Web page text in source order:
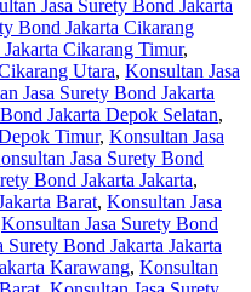
Jasa Surety Bond Jakarta
Bond Jakarta Cikarang
Cikarang Timur,
Utara, Konsultan Jasa
Jasa Surety Bond Jakarta
Jakarta Depok Selatan,
Timur, Konsultan Jasa
Jasa Surety Bond
Bond Jakarta Jakarta,
Barat, Konsultan Jasa
Konsultan Jasa Surety Bond
Surety Bond Jakarta Jakarta
Karawang, Konsultan